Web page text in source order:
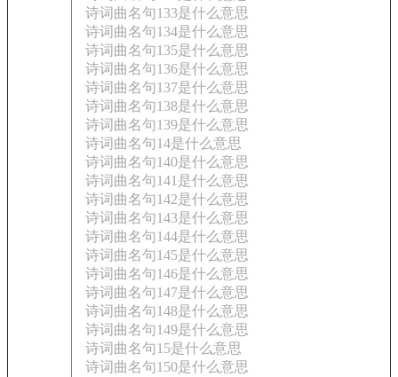
诗词曲名句133是什么意思
诗词曲名句134是什么意思
诗词曲名句135是什么意思
诗词曲名句136是什么意思
诗词曲名句137是什么意思
诗词曲名句138是什么意思
诗词曲名句139是什么意思
诗词曲名句14是什么意思
诗词曲名句140是什么意思
诗词曲名句141是什么意思
诗词曲名句142是什么意思
诗词曲名句143是什么意思
诗词曲名句144是什么意思
诗词曲名句145是什么意思
诗词曲名句146是什么意思
诗词曲名句147是什么意思
诗词曲名句148是什么意思
诗词曲名句149是什么意思
诗词曲名句15是什么意思
诗词曲名句150是什么意思